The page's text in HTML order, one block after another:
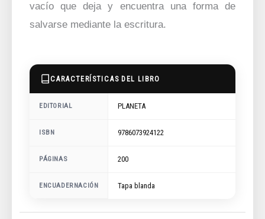
vacío que deja y encuentra una forma de
salvarse mediante la escritura.
CARACTERÍSTICAS DEL LIBRO
EDITORIAL PLANETA
ISBN 9786073924122
PÁGINAS 200
ENCUADERNACIÓN Tapa blanda